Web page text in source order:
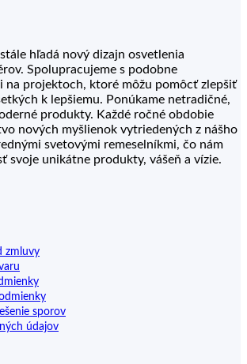
hľadá nový dizajn osvetlenia
Spolupracujeme s podobne
na projektoch, ktoré môžu pomôcť zlepšiť
k lepšiemu. Ponúkame netradičné,
produkty. Každé ročné obdobie
nových myšlienok vytriedených z nášho
svetovými remeselníkmi, čo nám
svoje unikátne produkty, vášeň a vízie.
zmluvy
sporov
údajov